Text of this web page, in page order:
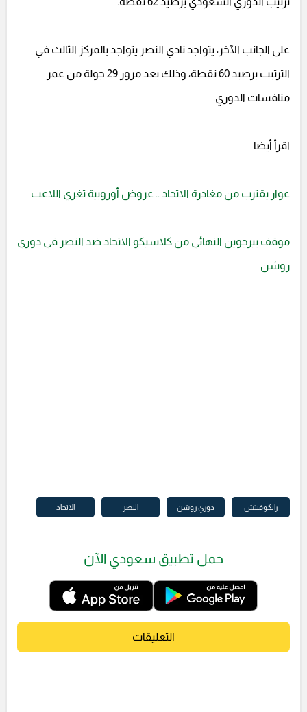
على الجانب الآخر، يتواجد نادي النصر يتواجد بالمركز الثالث في
الترتيب برصيد 60 نقطة، وذلك بعد مرور 29 جولة من عمر
منافسات الدوري.
اقرأ أيضا
عوار يقترب من مغادرة الاتحاد .. عروض أوروبية تغري اللاعب
موقف بيرجوين النهائي من كلاسيكو الاتحاد ضد النصر في دوري
روشن
رايكوفيتش دوري روشن النصر الاتحاد
حمل تطبيق سعودي الآن
التعليقات